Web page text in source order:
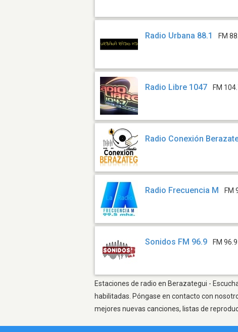
Radio Urbana 88.1 FM
Radio Libre 1047 FM
Radio Conexión
Radio Frecuencia M FM
Sonidos FM 96.9 FM 96.9
Estaciones de radio en Berazategui -
habilitadas. Póngase en contacto con
mejores nuevas canciones, listas de